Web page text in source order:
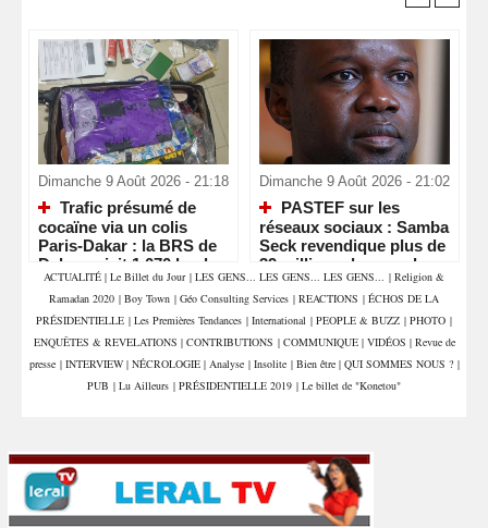
Dimanche 9 Août 2026 - 21:18
Trafic présumé de
cocaïne via un colis
Paris-Dakar : la BRS de
Dakar saisit 1,070 kg de
drogue et interpelle deux
commerçants
Dimanche 9 Août 2026 - 21:02
PASTEF sur les
réseaux sociaux : Samba
Seck revendique plus de
39 millions de vues, la «
machine » numérique de
Sonko en pleine
accélération
ACTUALITÉ | Le Billet du Jour | LES GENS... LES GENS... LES GENS... | Religion &
Ramadan 2020 | Boy Town | Géo Consulting Services | REACTIONS | ÉCHOS DE LA
PRÉSIDENTIELLE | Les Premières Tendances | International | PEOPLE & BUZZ | PHOTO |
ENQUÊTES & REVELATIONS | CONTRIBUTIONS | COMMUNIQUE | VIDÉOS | Revue de
presse | INTERVIEW | NÉCROLOGIE | Analyse | Insolite | Bien être | QUI SOMMES NOUS ? |
PUB | Lu Ailleurs | PRÉSIDENTIELLE 2019 | Le billet de "Konetou"